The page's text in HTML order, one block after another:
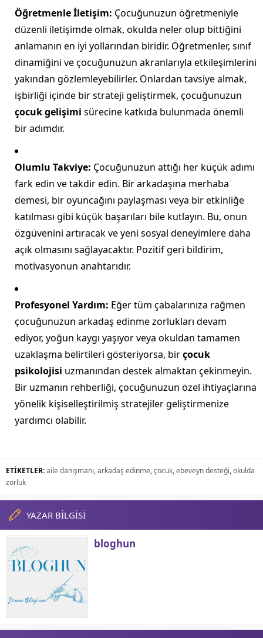
Öğretmenle İletişim: Çocuğunuzun öğretmeniyle
düzenli iletişimde olmak, okulda neler olup bittiğini
anlamanın en iyi yollarından biridir. Öğretmenler, sınıf
dinamiğini ve çocuğunuzun akranlarıyla etkileşimlerini
yakından gözlemleyebilirler. Onlardan tavsiye almak,
işbirliği içinde bir strateji geliştirmek, çocuğunuzun
çocuk gelişimi sürecine katkıda bulunmada önemli
bir adımdır.
Olumlu Takviye: Çocuğunuzun attığı her küçük adımı
fark edin ve takdir edin. Bir arkadaşına merhaba
demesi, bir oyuncağını paylaşması veya bir etkinliğe
katılması gibi küçük başarıları bile kutlayın. Bu, onun
özgüvenini artıracak ve yeni sosyal deneyimlere daha
açık olmasını sağlayacaktır. Pozitif geri bildirim,
motivasyonun anahtarıdır.
Profesyonel Yardım: Eğer tüm çabalarınıza rağmen
çocuğunuzun arkadaş edinme zorlukları devam
ediyor, yoğun kaygı yaşıyor veya okuldan tamamen
uzaklaşma belirtileri gösteriyorsa, birçocuk
psikolojisi uzmanından destek almaktan çekinmeyin.
Bir uzmanın rehberliği, çocuğunuzun özel ihtiyaçlarına
yönelik kişiselleştirilmiş stratejiler geliştirmenize
yardımcı olabilir.
ETİKETLER:aile danışmanı,arkadaş edinme,çocuk,ebeveyn desteği,okulda
zorluk
YAZAR BİLGİSİ
bloghun